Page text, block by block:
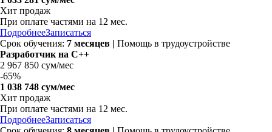
Хит продаж
При оплате частями на 12 мес.
ПодробнееЗаписаться
Срок обучения: 7 месяцев | Помощь в трудоустройстве
Разработчик на C++
2 967 850 сум/мес
-65%
1 038 748 сум/мес
Хит продаж
При оплате частями на 12 мес.
ПодробнееЗаписаться